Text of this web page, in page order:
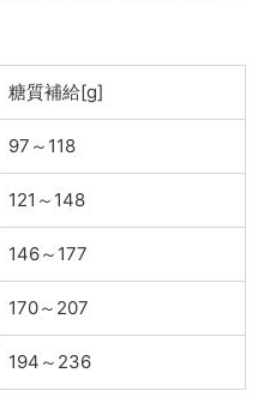
糖質補給[g]
97～118
121～148
146～177
170～207
194～236